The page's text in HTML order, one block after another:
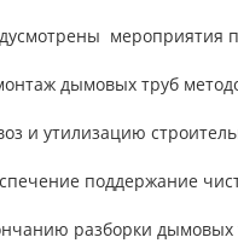
мероприятия
дымовых труб
и утилизацию
поддержание
разборки дымовых